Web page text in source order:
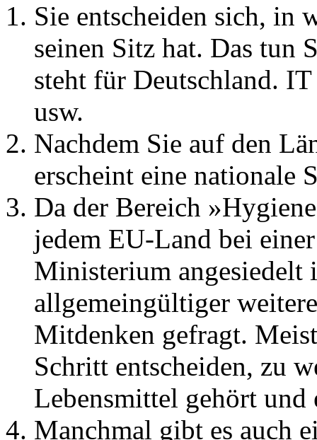
Sie entscheiden sich, in
seinen Sitz hat. Das tun
steht für Deutschland.
usw.
Nachdem Sie auf den
erscheint eine nationale
Da der Bereich
jedem EU-Land bei
Ministerium angesiedelt
allgemeingültiger
Mitdenken gefragt.
Schritt entscheiden, zu
Lebensmittel gehört und
Manchmal gibt es auch